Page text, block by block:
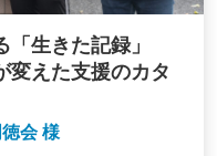
生きた記録」
変えた支援のカタ
会 様